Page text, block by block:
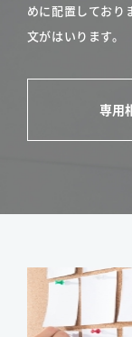
めに配置しており
文がはいります。
専用